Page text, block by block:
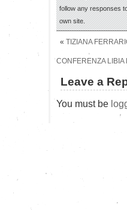
follow any responses
own site.
« TIZIANA
CONFERENZA LIBIA
Leave a
You must be